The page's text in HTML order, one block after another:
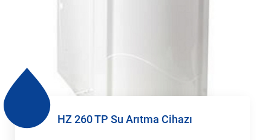
HZ 260 TP Su Arıtma Cihazı